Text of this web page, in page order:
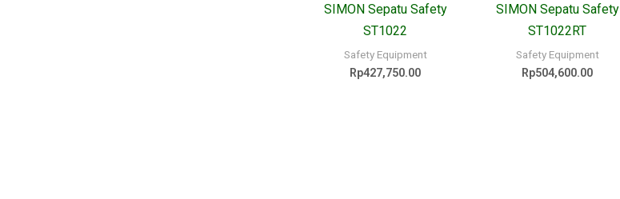
SIMON Sepatu Safety
ST1022
Safety Equipment
Rp427,750.00
SIMON Sepatu Safety
ST1022RT
Safety Equipment
Rp504,600.00